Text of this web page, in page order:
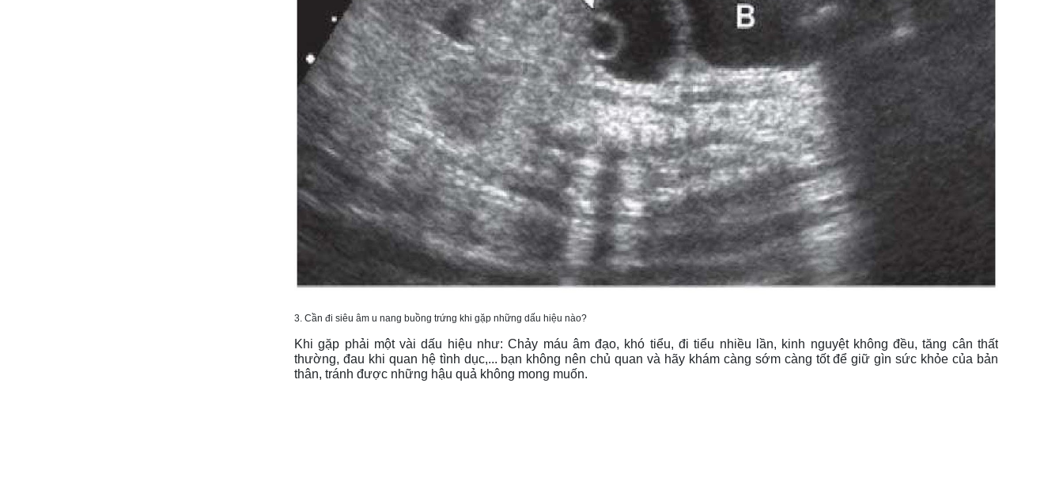
3. Cần đi siêu âm u nang buồng trứng khi gặp những dấu hiệu nào?
Khi gặp phải một vài dấu hiệu như: Chảy máu âm đạo, khó tiểu, đi tiểu nhiều lần, kinh nguyệt không đều, tăng cân thất
thường, đau khi quan hệ tình dục,... bạn không nên chủ quan và hãy khám càng sớm càng tốt để giữ gìn sức khỏe của bản
thân, tránh được những hậu quả không mong muốn.